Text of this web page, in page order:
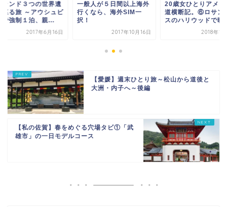
ランド３つの世界遺
巡る旅 ～アウシュビ
で強制１泊、親...
2017年6月16日
一般人が５日間以上海外
行くなら、海外SIM一
択！
2017年10月16日
20歳女ひとりアメリ
道横断記。⑥ロサン
スのハリウッドで映
2018年1
【愛媛】週末ひとり旅～松山から道後と
大洲・内子へ～後編
【私の佐賀】春をめぐる穴場タビ①「武
雄市」の一日モデルコース